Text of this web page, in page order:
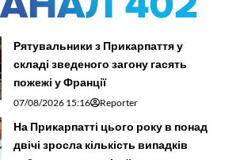
Рятувальники з Прикарпаття у
складі зведеного загону гасять
пожежі у Франції
07/08/2026 15:16 Reporter
На Прикарпатті цього року в понад
двічі зросла кількість випадків